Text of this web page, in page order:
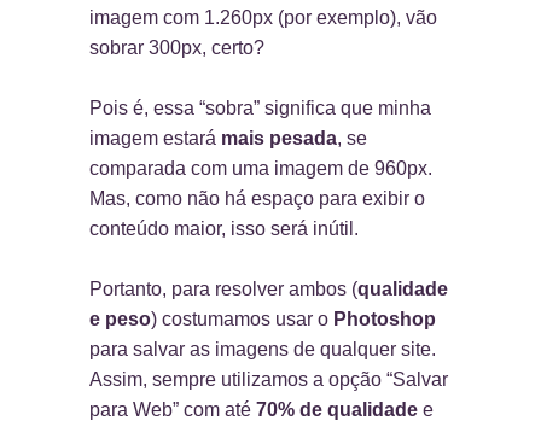
imagem com 1.260px (por exemplo), vão
sobrar 300px, certo?
Pois é, essa “sobra” significa que minha
imagem estará mais pesada, se
comparada com uma imagem de 960px.
Mas, como não há espaço para exibir o
conteúdo maior, isso será inútil.
Portanto, para resolver ambos (qualidade
e peso) costumamos usar o Photoshop
para salvar as imagens de qualquer site.
Assim, sempre utilizamos a opção “Salvar
para Web” com até 70% de qualidade e